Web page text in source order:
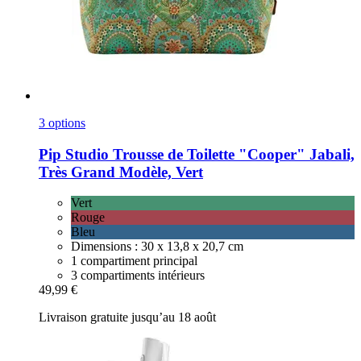
3 options
Pip Studio Trousse de Toilette "Cooper" Jabali,
Très Grand Modèle, Vert
Vert
Rouge
Bleu
Dimensions : 30 x 13,8 x 20,7 cm
1 compartiment principal
3 compartiments intérieurs
49,99 €
Livraison gratuite jusqu’au 18 août